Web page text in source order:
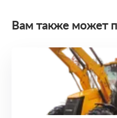
Вам также может